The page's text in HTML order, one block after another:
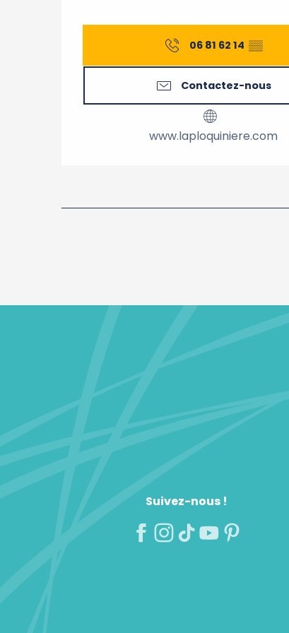
06 81 62 14 ▒▒
Contactez-nous
www.laploquiniere.com
Suivez-nous !